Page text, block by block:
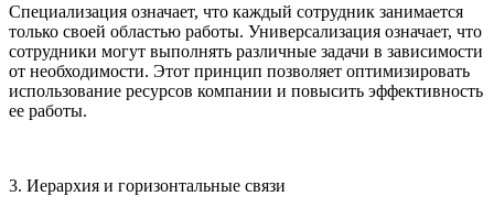
Специализация означает, что каждый сотрудник занимается
только своей областью работы. Универсализация означает, что
сотрудники могут выполнять различные задачи в зависимости
от необходимости. Этот принцип позволяет оптимизировать
использование ресурсов компании и повысить эффективность
ее работы.
3. Иерархия и горизонтальные связи